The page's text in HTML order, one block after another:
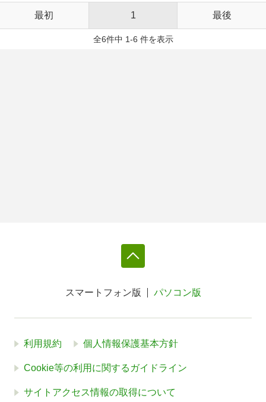
最初 1 最後
全6件中 1-6 件を表示
スマートフォン版 パソコン版
利用規約 個人情報保護基本方針
Cookie等の利用に関するガイドライン
サイトアクセス情報の取得について